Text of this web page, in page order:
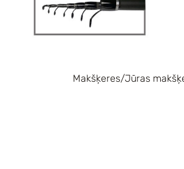
Makšķeres/Jūras